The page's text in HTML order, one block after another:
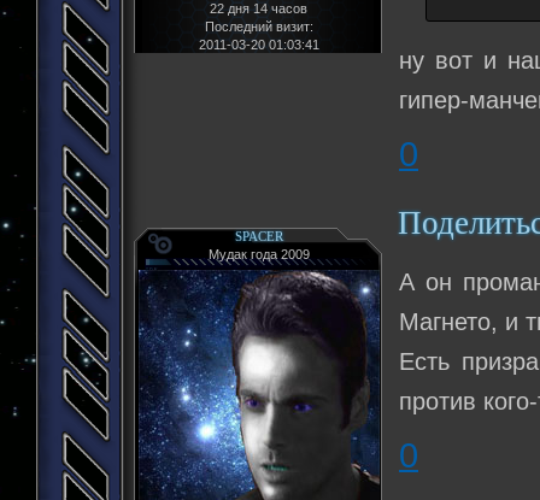
22 дня 14 часов
Последний визит:
2011-03-20 01:03:41
ну вот и
гипер-
0
SPACER
Мудак года 2009
А он
Магнето, и
Есть
против
0